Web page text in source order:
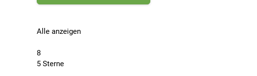
Alle anzeigen
8
5 Sterne